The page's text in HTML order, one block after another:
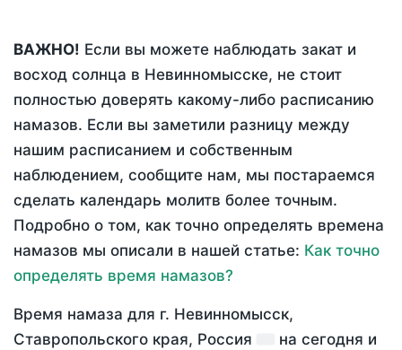
ВАЖНО! Если вы можете наблюдать закат и
восход солнца в Невинномысске, не стоит
полностью доверять какому-либо расписанию
намазов. Если вы заметили разницу между
нашим расписанием и собственным
наблюдением, сообщите нам, мы постараемся
сделать календарь молитв более точным.
Подробно о том, как точно определять времена
намазов мы описали в нашей статье: Как точно
определять время намазов?
Время намаза для г. Невинномысск,
Ставропольского края, Россия
на сегодня и